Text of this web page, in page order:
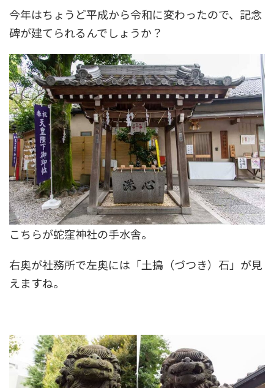
今年はちょうど平成から令和に変わったので、記念
碑が建てられるんでしょうか？
こちらが蛇窪神社の手水舎。
右奥が社務所で左奥には「土搗（づつき）石」が見
えますね。